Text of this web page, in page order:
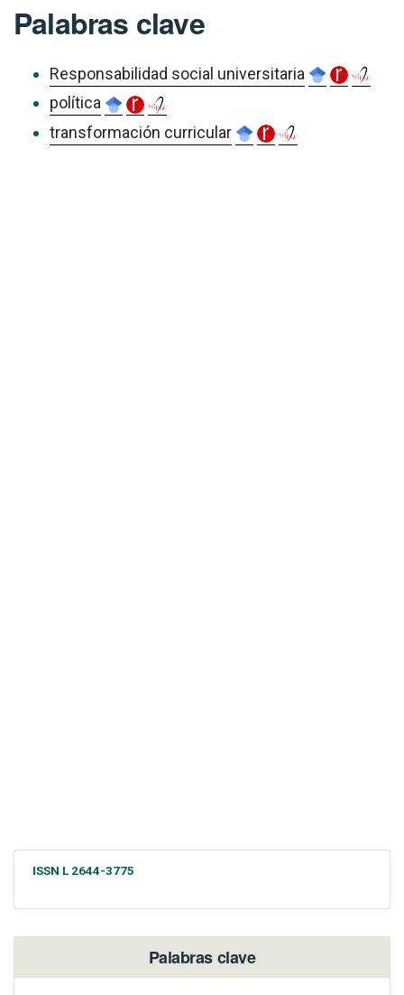
Palabras clave
Responsabilidad social universitaria
política
transformación curricular
ISSN L 2644-3775
Palabras clave